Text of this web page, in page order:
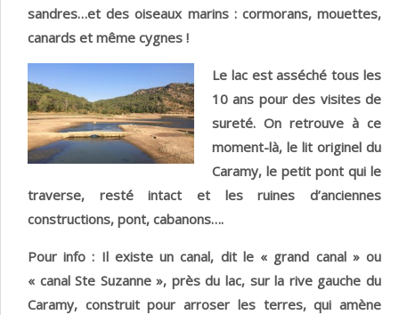
sandres…et des oiseaux marins : cormorans, mouettes,
canards et même cygnes !
Le lac est asséché tous les
10 ans pour des visites de
sureté. On retrouve à ce
moment-là, le lit originel du
Caramy, le petit pont qui le
traverse, resté intact et les ruines d’anciennes
constructions, pont, cabanons….
Pour info : Il existe un canal, dit le « grand canal » ou
« canal Ste Suzanne », près du lac, sur la rive gauche du
Caramy, construit pour arroser les terres, qui amène